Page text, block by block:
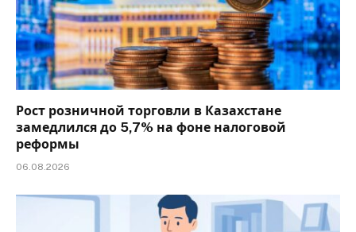
Рост розничной торговли в Казахстане
замедлился до 5,7% на фоне налоговой
реформы
06.08.2026